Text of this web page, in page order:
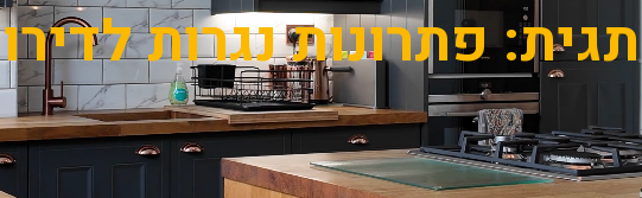
תגית:פתרונות נגרות